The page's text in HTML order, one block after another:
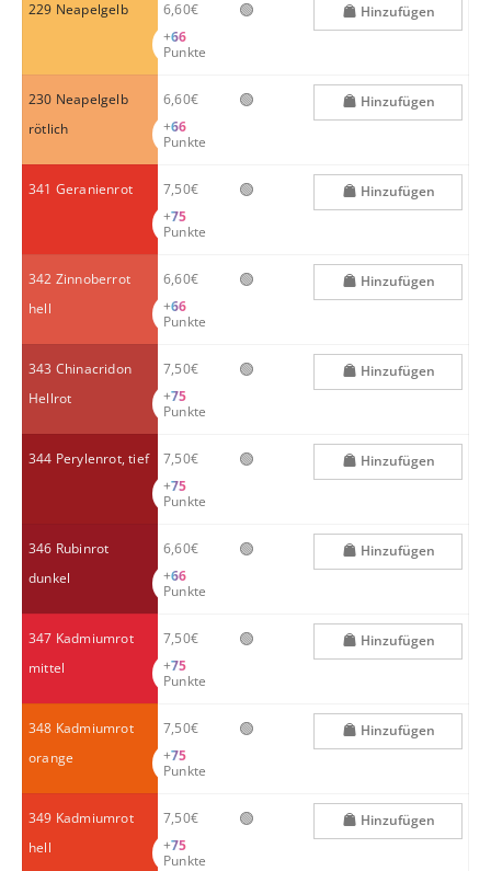
229 Neapelgelb
6,60€
+66
Punkte
🟢 Hinzufügen
230 Neapelgelb
rötlich
6,60€
+66
Punkte
🟢 Hinzufügen
341 Geranienrot
7,50€
+75
Punkte
🟢 Hinzufügen
342 Zinnoberrot
hell
6,60€
+66
Punkte
🟢 Hinzufügen
343 Chinacridon
Hellrot
7,50€
+75
Punkte
🟢 Hinzufügen
344 Perylenrot, tief
7,50€
+75
Punkte
🟢 Hinzufügen
346 Rubinrot
dunkel
6,60€
+66
Punkte
🟢 Hinzufügen
347 Kadmiumrot
mittel
7,50€
+75
Punkte
🟢 Hinzufügen
348 Kadmiumrot
orange
7,50€
+75
Punkte
🟢 Hinzufügen
349 Kadmiumrot
hell
7,50€
+75
Punkte
🟢 Hinzufügen